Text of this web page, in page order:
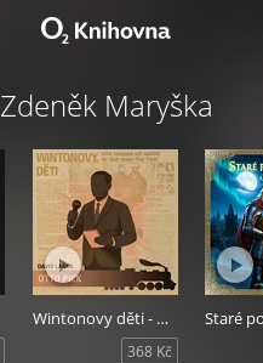
Zdeněk Maryška
Wintonovy děti - Otto Pick
368 Kč
Staré